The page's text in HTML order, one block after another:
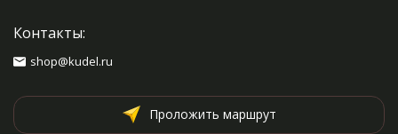
Контакты:
shop@kudel.ru
Проложить маршрут